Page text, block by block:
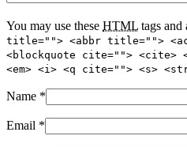
You may use these HTML tags and
title=""> <abbr title="">
<blockquote cite=""> <cite>
<em> <i> <q cite=""> <s>
Name *
Email *